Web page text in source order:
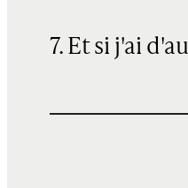
7. Et si j'ai